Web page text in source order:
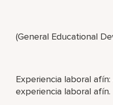
(General Educational
Experiencia laboral
experiencia laboral afín.